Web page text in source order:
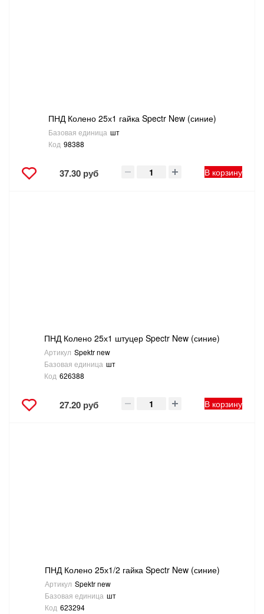
ПНД Колено 25х1 гайка Spectr New (синие)
Базовая единица шт
Код 98388
37.30 руб В корзину
ПНД Колено 25х1 штуцер Spectr New (синие)
Артикул Spektr new
Базовая единица шт
Код 626388
27.20 руб В корзину
ПНД Колено 25х1/2 гайка Spectr New (синие)
Артикул Spektr new
Базовая единица шт
Код 623294